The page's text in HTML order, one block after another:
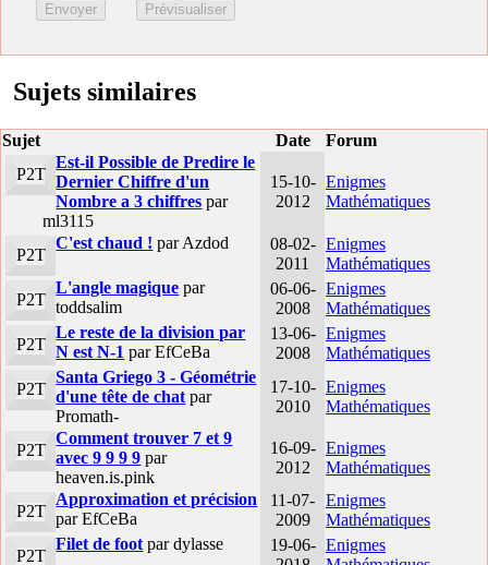
Sujets similaires
Sujet Date
Forum
P2T
Est-il Possible de Predire le
Dernier Chiffre d'un
Nombre a 3 chiffres par
ml3115
15-10-
2012
Enigmes
Mathématiques
P2T
C'est chaud ! par Azdod
08-02-
2011
Enigmes
Mathématiques
P2T
L'angle magique par
toddsalim
06-06-
2008
Enigmes
Mathématiques
P2T
Le reste de la division par
N est N-1 par EfCeBa
13-06-
2008
Enigmes
Mathématiques
P2T
Santa Griego 3 - Géométrie
d'une tête de chat par
Promath-
17-10-
2010
Enigmes
Mathématiques
P2T
Comment trouver 7 et 9
avec 9 9 9 9 par
heaven.is.pink
16-09-
2012
Enigmes
Mathématiques
P2T
Approximation et précision
par EfCeBa
11-07-
2009
Enigmes
Mathématiques
P2T
Filet de foot par dylasse
19-06- Enigmes